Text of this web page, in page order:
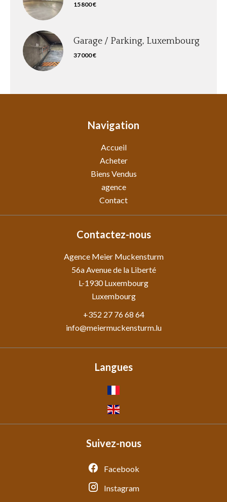
15 800 €
Garage / Parking, Luxembourg
37 000 €
Navigation
Accueil
Acheter
Biens Vendus
agence
Contact
Contactez-nous
Agence Meier Muckensturm
56a Avenue de la Liberté
L-1930Luxembourg
Luxembourg
+352 27 76 68 64
info@meiermuckensturm.lu
Langues
Suivez-nous
Facebook
Instagram